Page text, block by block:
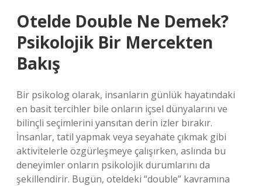
Otelde Double Ne Demek?
Psikolojik Bir Mercekten
Bakış
Bir psikolog olarak, insanların günlük hayatındaki
en basit tercihler bile onların içsel dünyalarını ve
bilinçli seçimlerini yansıtan derin izler bırakır.
İnsanlar, tatil yapmak veya seyahate çıkmak gibi
aktivitelerle özgürleşmeye çalışırken, aslında bu
deneyimler onların psikolojik durumlarını da
şekillendirir. Bugün, oteldeki “double” kavramına